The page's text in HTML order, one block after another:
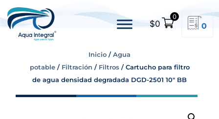
$0
0
0
Inicio /Agua
potable/ Filtración / Filtros/ Cartucho para filtro
de agua densidad degradada DGD-2501 10″ BB